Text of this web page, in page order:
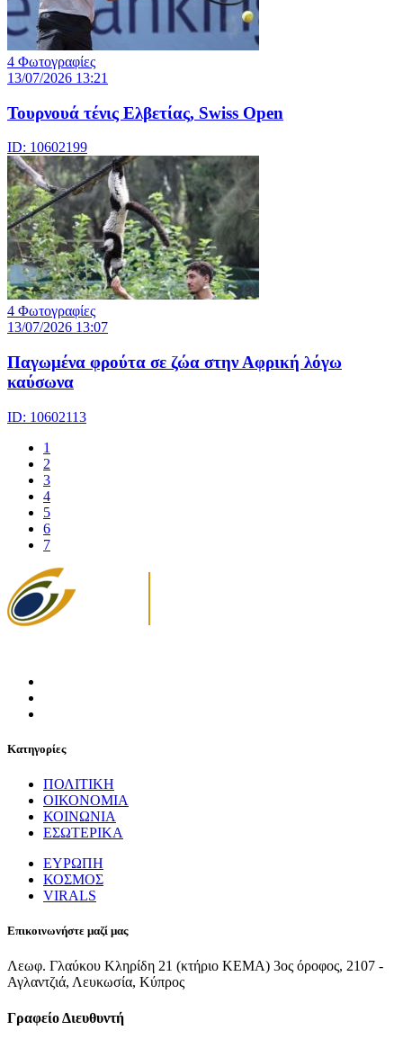
4 Φωτογραφίες
13/07/2026 13:21
Τουρνουά τένις Ελβετίας, Swiss Open
ID: 10602199
4 Φωτογραφίες
13/07/2026 13:07
Παγωμένα φρούτα σε ζώα στην Αφρική λόγω
καύσωνα
ID: 10602113
1
2
3
4
5
6
7
Κατηγορίες
ΠΟΛΙΤΙΚΗ
ΟΙΚΟΝΟΜΙΑ
ΚΟΙΝΩΝΙΑ
ΕΣΩΤΕΡΙΚΑ
ΕΥΡΩΠΗ
ΚΟΣΜΟΣ
VIRALS
Επικοινωνήστε μαζί μας
Λεωφ. Γλαύκου Κληρίδη 21 (κτήριο ΚΕΜΑ) 3ος όροφος, 2107 -
Αγλαντζιά, Λευκωσία, Κύπρος
Γραφείο Διευθυντή